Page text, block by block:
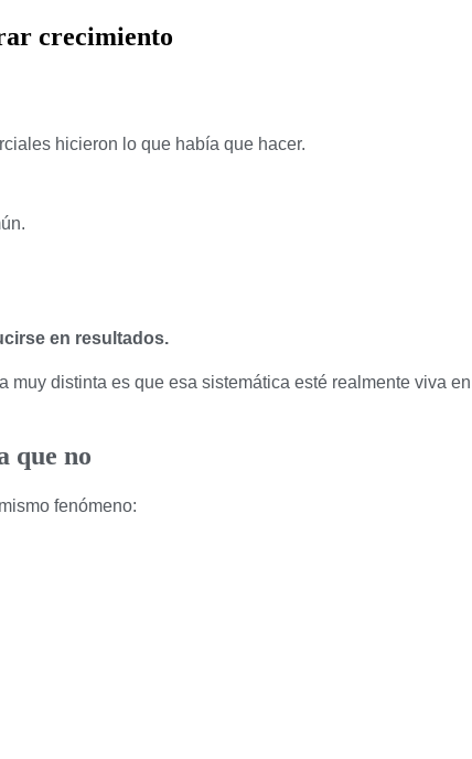
crecimiento
hicieron lo que había que hacer.
en resultados.
muy distinta es que esa sistemática esté realmente viva
que no
fenómeno: